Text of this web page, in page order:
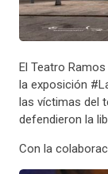
El Teatro
la exposición
las víctimas del
defendieron la
Con la